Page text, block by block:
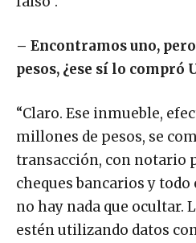
– Encontramos uno,
pesos, ¿ese sí lo compró
“Claro. Ese inmueble,
millones de pesos, se
transacción, con notario
cheques bancarios y
no hay nada que ocultar.
estén utilizando datos